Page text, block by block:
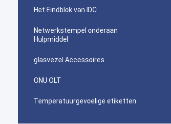
Het Eindblok van IDC
Netwerkstempel onderaan
Hulpmiddel
glasvezel Accessoires
ONU OLT
Temperatuurgevoelige etiketten